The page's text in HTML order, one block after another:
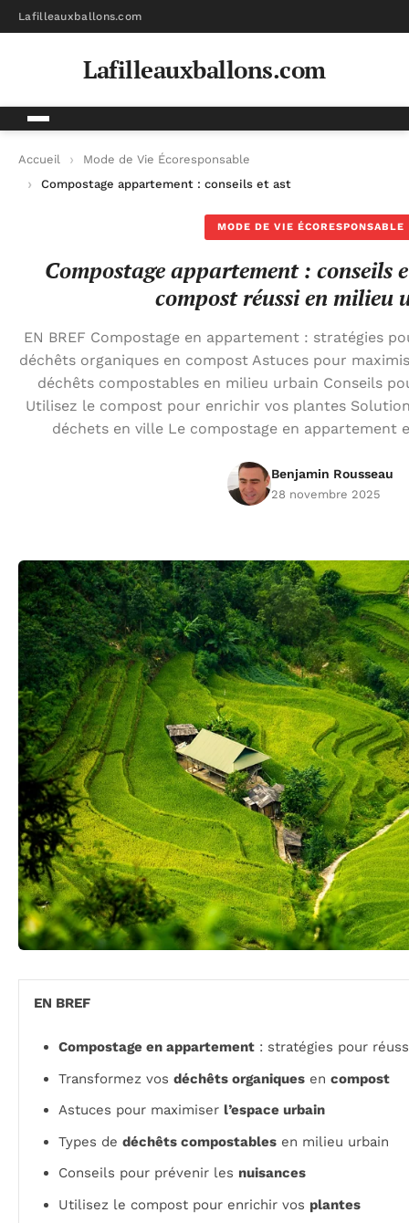
Lafilleauxballons.com
Lafilleauxballons.com
Accueil
Mode de Vie Écoresponsable
Compostage appartement : conseils et astuces pour un
MODE DE VIE ÉCORESPONSABLE
Compostage appartement : conseils
compost réussi en milieu
EN BREF Compostage en appartement : stratégies
déchêts organiques en compost Astuces pour
déchêts compostables en milieu urbain Conseils
Utilisez le compost pour enrichir vos plantes
déchets en ville Le compostage en appartement
Benjamin Rousseau
28 novembre 2025
EN BREF
Compostage en appartement : stratégies pour
Transformez vos déchêts organiques en compost
Astuces pour maximiser l’espace urbain
Types de déchêts compostables en milieu urbain
Conseils pour prévenir les nuisances
Utilisez le compost pour enrichir vos plantes